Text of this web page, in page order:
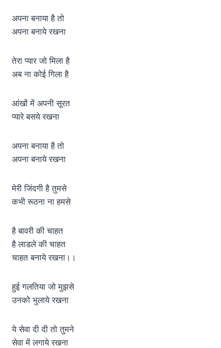
अपना बनाया है तो
अपना बनाये रखना
तेरा प्यार जो मिला है
अब ना कोई गिला है
आंखों में अपनी सूरत
प्यारे बसये रखना
अपना बनाया है तो
अपना बनाये रखना
मेरी जिंदगी है तुमसे
कभी रूठना ना हमसे
है बावरी की चाहत
है लाडले की चाहत
चाहत बनाये रखना।।
हुई गलतिया जो मुझसे
उनको भुलाये रखना
ये सेवा दी दी तो तुमने
सेवा में लगाये रखना